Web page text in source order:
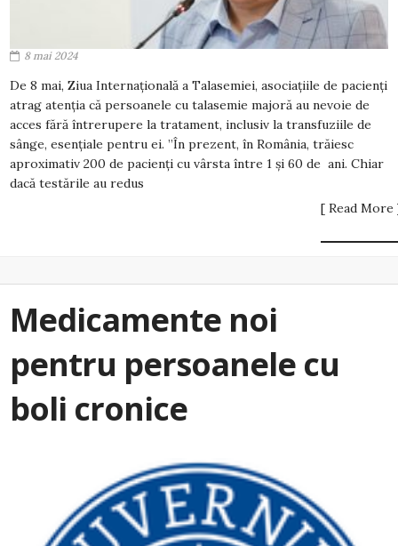
8 mai 2024
De 8 mai, Ziua Internațională a Talasemiei, asociațiile de pacienți
atrag atenția că persoanele cu talasemie majoră au nevoie de
acces fără întrerupere la tratament, inclusiv la transfuziile de
sânge, esențiale pentru ei. ”În prezent, în România, trăiesc
aproximativ 200 de pacienți cu vârsta între 1 și 60 de ani. Chiar
dacă testările au redus
[ Read More
Medicamente noi
pentru persoanele cu
boli cronice